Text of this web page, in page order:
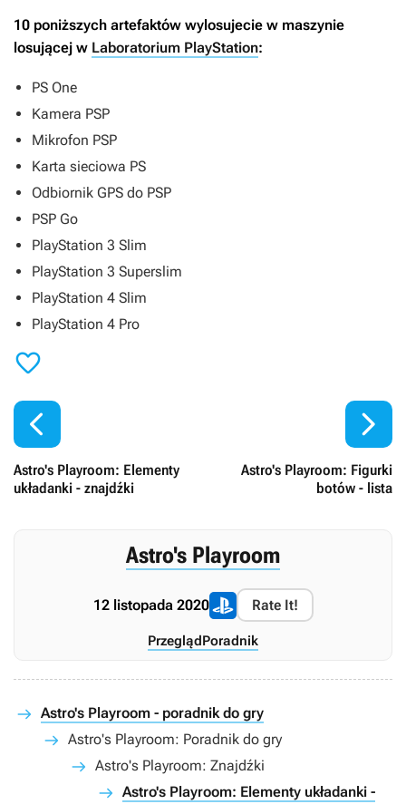
10 poniższych artefaktów wylosujecie w maszynie
losującej w Laboratorium PlayStation:
PS One
Kamera PSP
Mikrofon PSP
Karta sieciowa PS
Odbiornik GPS do PSP
PSP Go
PlayStation 3 Slim
PlayStation 3 Superslim
PlayStation 4 Slim
PlayStation 4 Pro


Astro's Playroom: Elementy
układanki - znajdźki
Astro's Playroom: Figurki
botów - lista

Astro's Playroom
12 listopada 2020 Rate It!
PrzeglądPoradnik
Astro's Playroom - poradnik do gry
Astro's Playroom: Poradnik do gry
Astro's Playroom: Znajdźki
Astro's Playroom: Elementy układanki -